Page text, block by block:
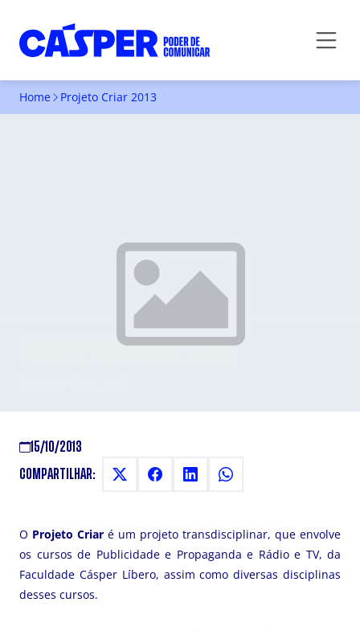
Home Projeto Criar 2013
PROJETO CRIAR 2013
15/10/2013
COMPARTILHAR:
O Projeto Criar é um projeto transdisciplinar, que envolve
os cursos de Publicidade e Propaganda e Rádio e TV, da
Faculdade Cásper Líbero, assim como diversas disciplinas
desses cursos.